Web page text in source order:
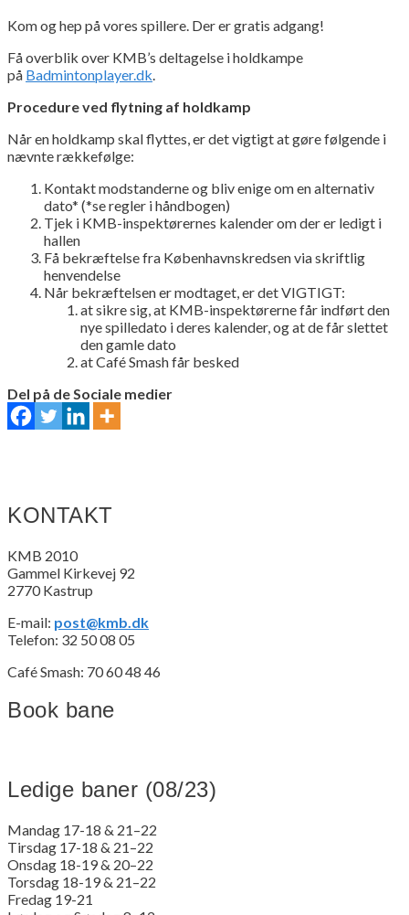
Kom og hep på vores spillere. Der er gratis adgang!
Få overblik over KMB’s deltagelse i holdkampe
på Badmintonplayer.dk
Procedure ved flytning af holdkamp
Når en holdkamp skal flyttes, er det vigtigt at gøre følgende i
nævnte rækkefølge:
Kontakt modstanderne og bliv enige om en alternativ
dato* (*se regler i håndbogen)
Tjek i KMB-inspektørernes kalender om der er ledigt i
hallen
Få bekræftelse fra Københavnskredsen via skriftlig
henvendelse
Når bekræftelsen er modtaget, er det VIGTIGT:
at sikre sig, at KMB-inspektørerne får indført den
nye spilledato i deres kalender, og at de får slettet
den gamle dato
at Café Smash får besked
Del på de Sociale medier
KONTAKT
KMB 2010
Gammel Kirkevej 92
2770 Kastrup
E-mail: post@kmb.dk
Telefon: 32 50 08 05
Café Smash: 70 60 48 46
Book bane
Ledige baner (08/23)
Mandag 17-18 & 21–22
Tirsdag 17-18 & 21–22
Onsdag 18-19 & 20–22
Torsdag 18-19 & 21–22
Fredag 19-21